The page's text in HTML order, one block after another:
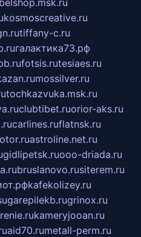
kosmoscreative.ru
tiffany-c.ru
галактика73.рф
fotsis.rutesiaes.ru
mossilver.ru
tochkazvuka.msk.ru
clubtibet.ruorior-aks.ru
carlines.ruflatnsk.ru
astroline.net.ru
gidlipetsk.ruooo-driada.ru
bruslanovo.rusiterem.ru
kafekolizey.ru
grinox.ru
kameryjooan.ru
aid70.rumetall-perm.ru